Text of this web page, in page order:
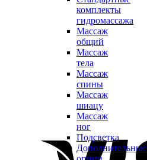
комплекты
гидромассажа
Массаж
общий
Массаж
тела
Массаж
спины
Массаж
шиацу
Массаж
ног
Подсветка
Дополнительные